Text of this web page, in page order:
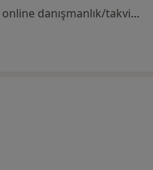
Bu uzman ilgili adres için online danışmanlık/takvim sunmuyor.